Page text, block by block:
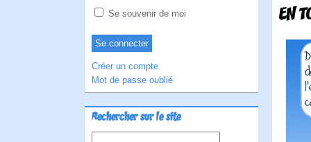
Se souvenir de moi
Créer un compte
Mot de passe oublié
Rechercher sur le site
EN